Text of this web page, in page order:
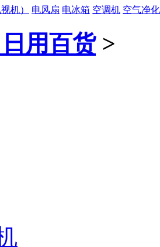
机）
电风扇 电冰箱 空调机 空气净
用百货 >